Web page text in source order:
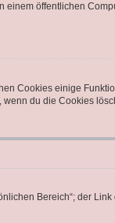
einem öffentlichen
Cookies einige
wenn du die Cookies
Bereich“; der